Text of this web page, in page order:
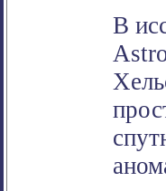
В